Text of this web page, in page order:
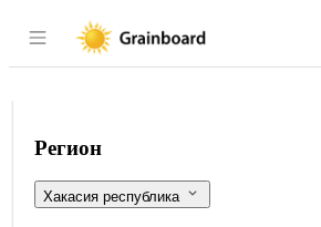
Раздел навигации по
Россельхознадзор
Фильтры
Регион
Хакасия республика